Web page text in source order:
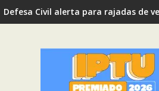
Defesa Civil alerta para rajadas de
Agenda cultural e esportiva de